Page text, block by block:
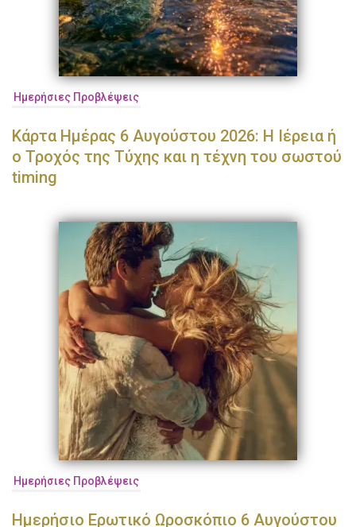
Ημερήσιες Προβλέψεις
Κάρτα Ημέρας 6 Αυγούστου 2026: Η Ιέρεια ή
ο Τροχός της Τύχης και η τέχνη του σωστού
timing
Ημερήσιες Προβλέψεις
Ημερήσιο Ερωτικό Ωροσκόπιο 6 Αυγούστου